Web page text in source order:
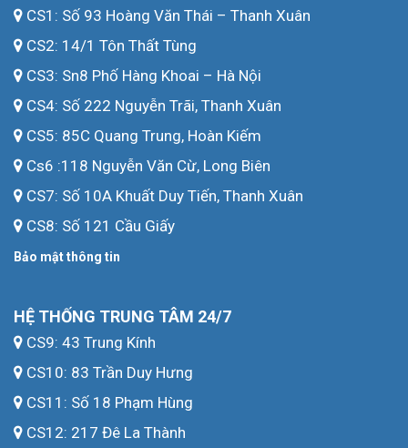
CS1: Số 93 Hoàng Văn Thái – Thanh Xuân
CS2: 14/1 Tôn Thất Tùng
CS3: Sn8 Phố Hàng Khoai – Hà Nội
CS4: Số 222 Nguyễn Trãi, Thanh Xuân
CS5: 85C Quang Trung, Hoàn Kiếm
Cs6 :118 Nguyễn Văn Cừ, Long Biên
CS7: Số 10A Khuất Duy Tiến, Thanh Xuân
CS8: Số 121 Cầu Giấy
Bảo mật thông tin
HỆ THỐNG TRUNG TÂM 24/7
CS9: 43 Trung Kính
CS10: 83 Trần Duy Hưng
CS11: Số 18 Phạm Hùng
CS12: 217 Đê La Thành